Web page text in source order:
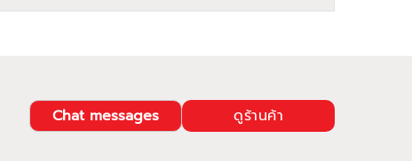
ดูร้านค้า
Chat messages